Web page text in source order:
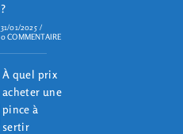
?
31/01/2025 /
0 COMMENTAIRE
À quel prix
acheter une
pince à
sertir